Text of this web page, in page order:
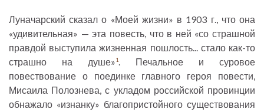
Луначарский сказал о «Моей жизни» в 1903 г., что она
«удивительная» — эта повесть, что в ней «со страшной
правдой выступила жизненная пошлость... стало как-то
страшно на душе»1. Печальное и суровое
повествование о поединке главного героя повести,
Мисаила Полознева, с укладом российской провинции
обнажало «изнанку» благопристойного существования